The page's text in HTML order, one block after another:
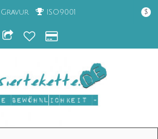
Gravur ISO9001 $